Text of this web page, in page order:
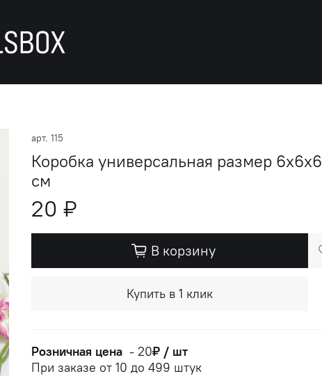
арт. 115
Коробка универсальная размер 6х6х6
см
20 ₽
В корзину
Купить в 1 клик
Розничная цена - 20₽ / шт
При заказе от 10 до 499 штук